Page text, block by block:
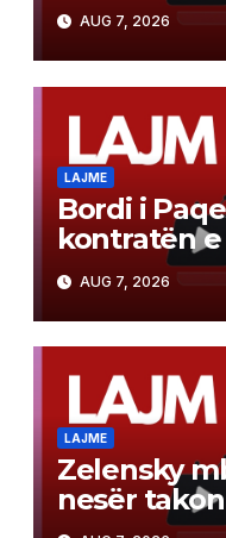
përbashkët
modelit të
AUG 7, 2026
LAJME
Bordi i
kontratën
në Gazë
AUG 7, 2026
LAJME
Zelensky
nesër